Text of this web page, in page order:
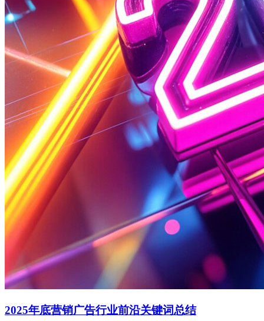
2025年底营销广告行业前沿关键词总结